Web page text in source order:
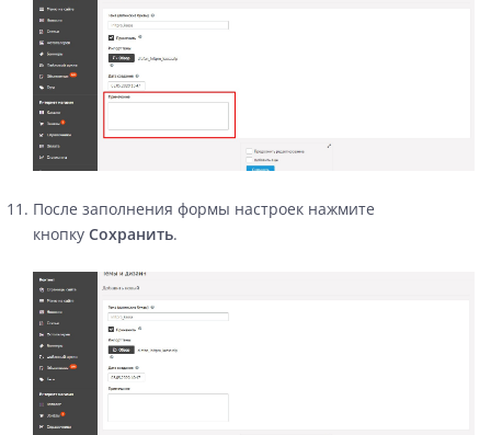
После заполнения формы настроек нажмите
кнопку Сохранить.